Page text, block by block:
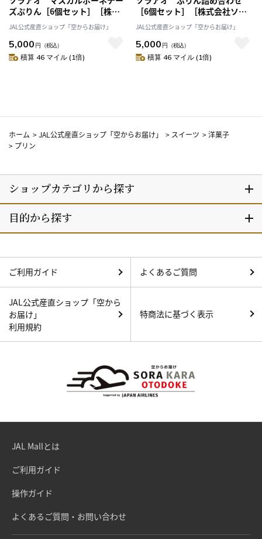
ズぷりん［6個セット］［株式
会社ソラアオ］
JAL公式産直ショップ「空からお届け」
5,000 円 （税込）
積算 46 マイル (1倍)
［6個セット］［株式会社ソラ
アオ］
JAL公式産直ショップ「空からお届け」
5,000 円 （税込）
積算 46 マイル (1倍)
ホーム >JAL公式産直ショップ「空からお届け」 > スイーツ >洋菓子
> プリン
ご利用ガイド よくあるご質問
JAL公式産直ショップ「空から
お届け」
利用規約
特商法に基づく表示
JAL Mallとは
ご利用ガイド
操作ガイド
よくあるご質問・お問い合わせ